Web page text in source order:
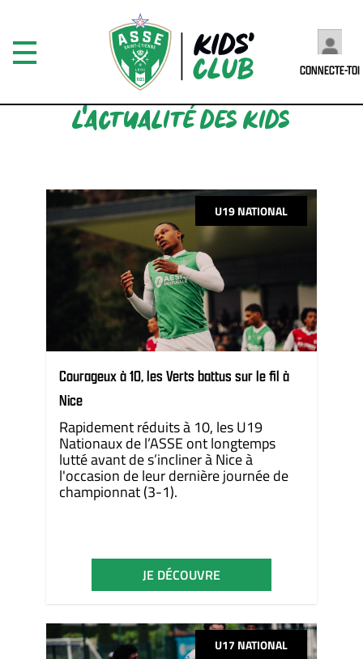
CONNECTE-TOI
L'ACTUALITÉ DES KIDS
U19 NATIONAL
Courageux à 10, les Verts battus sur le fil à
Nice
Rapidement réduits à 10, les U19
Nationaux de l’ASSE ont longtemps
lutté avant de s’incliner à Nice à
l'occasion de leur dernière journée de
championnat (3-1).
JE DÉCOUVRE
U17 NATIONAL